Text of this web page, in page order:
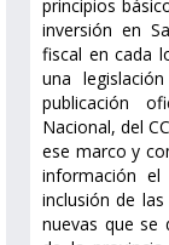
principios
inversión en
fiscal en cada
una
publicación
Nacional, del
ese marco y
información
inclusión de
nuevas que se